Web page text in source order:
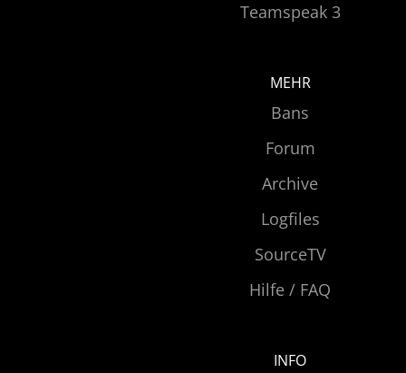
Teamspeak 3
MEHR
Bans
Forum
Archive
Logfiles
SourceTV
Hilfe / FAQ
INFO